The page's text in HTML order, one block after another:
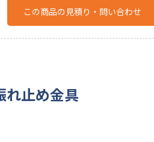
この商品の見積り・問い合わせ
止め金具